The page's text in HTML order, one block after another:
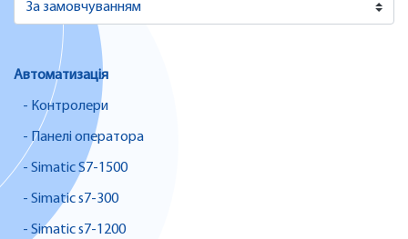
Автоматизація
- Контролери
- Панелі оператора
- Simatic S7-1500
- Simatic s7-300
- Simatic s7-1200